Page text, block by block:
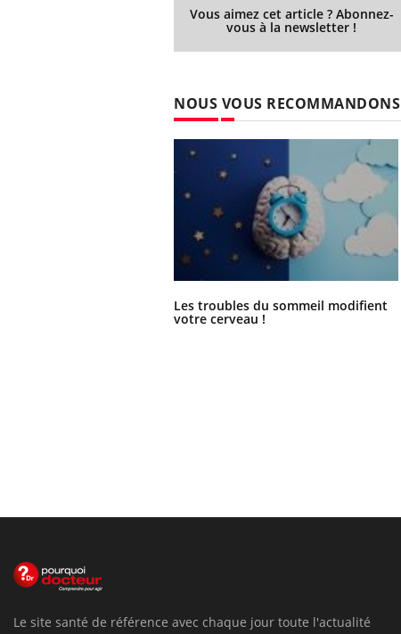
Vous aimez cet article ? Abonnez-
vous à la newsletter !
NOUS VOUS RECOMMANDONS
Les troubles du sommeil modifient
votre cerveau !
Le site santé de référence avec chaque jour toute l'actualité